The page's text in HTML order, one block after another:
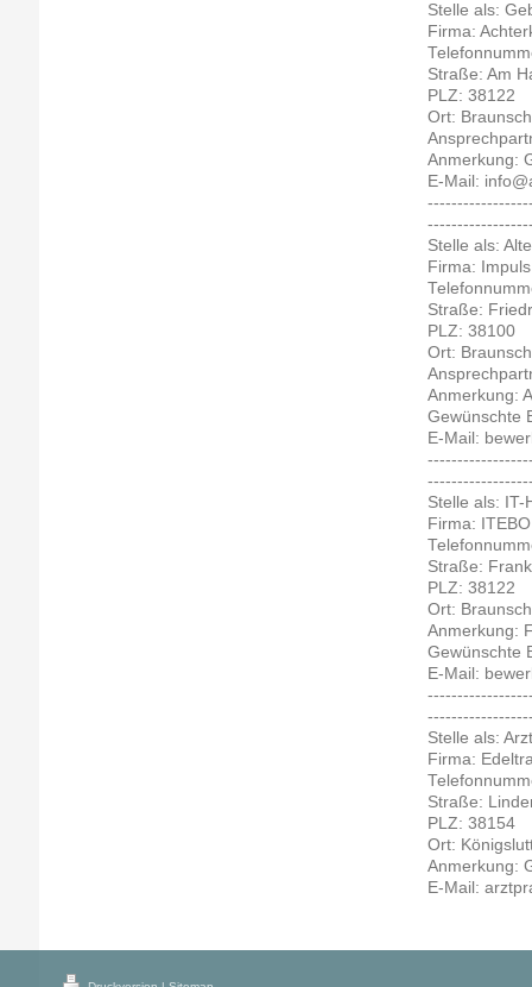
Stelle als:
Firma:
Straße: Am
PLZ: 38122
Ort:
Anmerkung:
E-Mail:
Stelle als:
Firma:
Straße:
PLZ: 38100
Ort:
Anmerkung:
Gewünschte
E-Mail:
Stelle als: IT-
Firma:
Straße:
PLZ: 38122
Ort:
Anmerkung:
Gewünschte
E-Mail:
Stelle als:
Firma:
Straße:
PLZ: 38154
Ort:
Anmerkung:
E-Mail: